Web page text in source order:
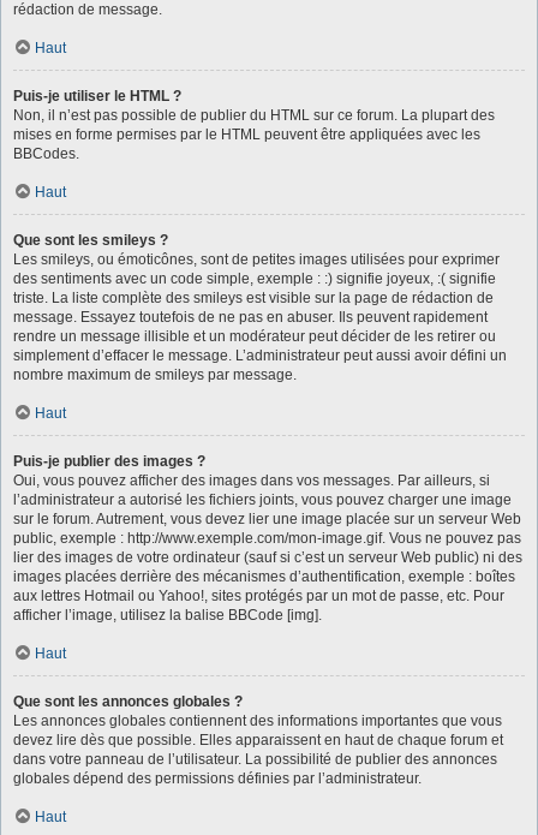
rédaction de message.
Haut
Puis-je utiliser le HTML ?
Non, il n’est pas possible de publier du HTML sur ce forum. La plupart des
mises en forme permises par le HTML peuvent être appliquées avec les
BBCodes.
Haut
Que sont les smileys ?
Les smileys, ou émoticônes, sont de petites images utilisées pour exprimer
des sentiments avec un code simple, exemple : :) signifie joyeux, :( signifie
triste. La liste complète des smileys est visible sur la page de rédaction de
message. Essayez toutefois de ne pas en abuser. Ils peuvent rapidement
rendre un message illisible et un modérateur peut décider de les retirer ou
simplement d’effacer le message. L’administrateur peut aussi avoir défini un
nombre maximum de smileys par message.
Haut
Puis-je publier des images ?
Oui, vous pouvez afficher des images dans vos messages. Par ailleurs, si
l’administrateur a autorisé les fichiers joints, vous pouvez charger une image
sur le forum. Autrement, vous devez lier une image placée sur un serveur Web
public, exemple : http://www.exemple.com/mon-image.gif. Vous ne pouvez pas
lier des images de votre ordinateur (sauf si c’est un serveur Web public) ni des
images placées derrière des mécanismes d’authentification, exemple : boîtes
aux lettres Hotmail ou Yahoo!, sites protégés par un mot de passe, etc. Pour
afficher l’image, utilisez la balise BBCode [img].
Haut
Que sont les annonces globales ?
Les annonces globales contiennent des informations importantes que vous
devez lire dès que possible. Elles apparaissent en haut de chaque forum et
dans votre panneau de l’utilisateur. La possibilité de publier des annonces
globales dépend des permissions définies par l’administrateur.
Haut